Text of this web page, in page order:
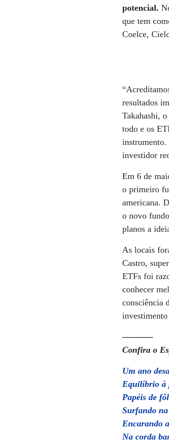
potencial.
que tem
Coelce,
resultados
Takahashi,
todo e os
instrumento.
investidor
Em 6 de
o primeiro
americana.
o novo
planos a
As locais
Castro,
ETFs foi
conhecer
consciência
———–
Confira o
Um ano
Equilíbrio à
Papéis de
Surfando
Encarando
Na corda